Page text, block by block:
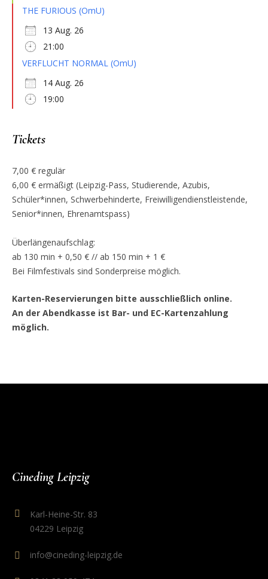
THE FURIOUS (OmU)
13 Aug. 26
21:00
VERFLUCHT NORMAL (OmU)
14 Aug. 26
19:00
Tickets
7,00 € regulär
6,00 € ermäßigt (Leipzig-Pass, Studierende, Azubis,
Schüler*innen, Schwerbehinderte, Freiwilligendienstleistende,
Senior*innen, Ehrenamtspass)
Überlängenaufschlag:
ab 130 min + 0,50 € // ab 150 min + 1 €
Bei Filmfestivals sind Sonderpreise möglich.
Karten-Reservierungen bitte ausschließlich online.
An der Abendkasse ist Bar- und EC-Kartenzahlung
möglich.
Cineding Leipzig
Karl-Heine-Str. 83
04229 Leipzig
info@cineding-leipzig.de